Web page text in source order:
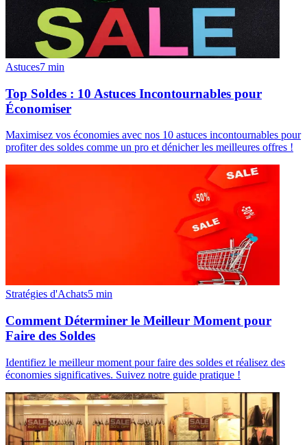
Astuces7 min
Top Soldes : 10 Astuces Incontournables pour
Économiser
Maximisez vos économies avec nos 10 astuces incontournables pour
profiter des soldes comme un pro et dénicher les meilleures offres !
Stratégies d'Achats5 min
Comment Déterminer le Meilleur Moment pour
Faire des Soldes
Identifiez le meilleur moment pour faire des soldes et réalisez des
économies significatives. Suivez notre guide pratique !